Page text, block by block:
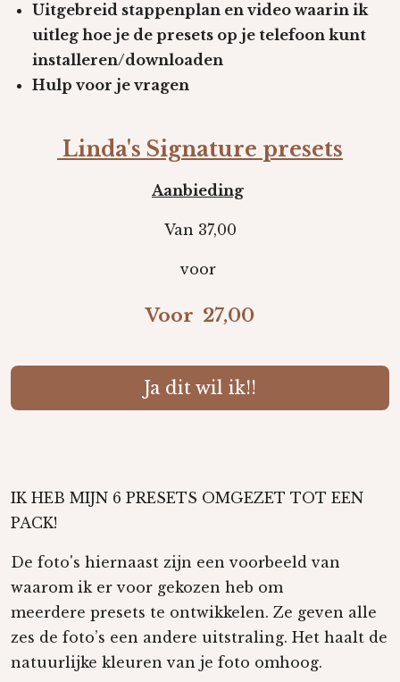
Uitgebreid stappenplan en video waarin ik
uitleg hoe je de presets op je telefoon kunt
installeren/downloaden
Hulp voor je vragen
Linda's Signature presets
Aanbieding
Van 37,00
voor
Voor 27,00
Ja dit wil ik!!
IK HEB MIJN 6 PRESETS OMGEZET TOT EEN
PACK!
De foto's hiernaast zijn een voorbeeld van
waarom ik er voor gekozen heb om
meerdere presets te ontwikkelen. Ze geven alle
zes de foto’s een andere uitstraling. Het haalt de
natuurlijke kleuren van je foto omhoog.